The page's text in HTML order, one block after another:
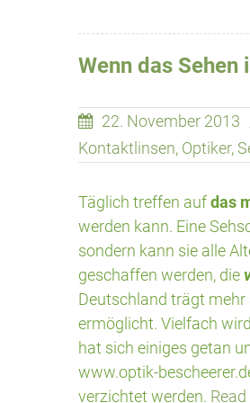
Wenn das
22. November 2013
Kontaktlinsen, Optiker,
Täglich treffen aufdas
werden kann. Eine
sondern kann sie alle
geschaffen werden, die
Deutschland trägt mehr
ermöglicht. Vielfach
hat sich einiges getan
www.optik-
verzichtet werden.